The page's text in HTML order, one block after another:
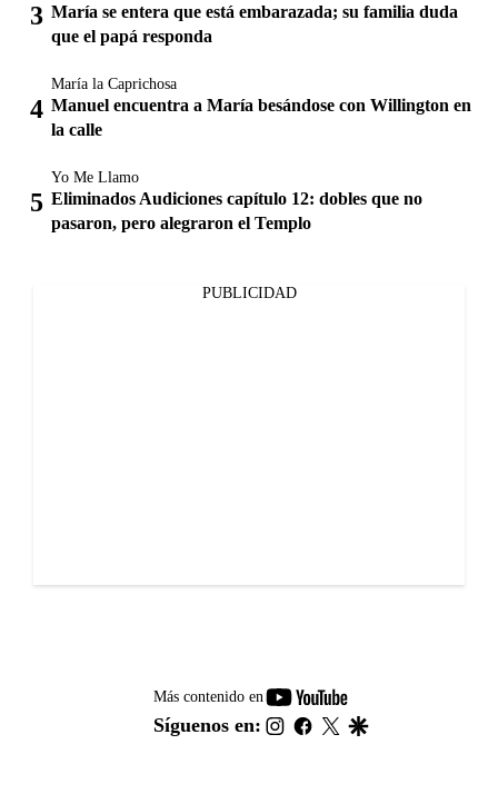
María se entera que está embarazada; su familia duda
que el papá responda
María la Caprichosa
Manuel encuentra a María besándose con Willington en
la calle
Yo Me Llamo
Eliminados Audiciones capítulo 12: dobles que no
pasaron, pero alegraron el Templo
PUBLICIDAD
Más contenido en
youtube-
footer
Síguenos en: instagram
facebook
twitter